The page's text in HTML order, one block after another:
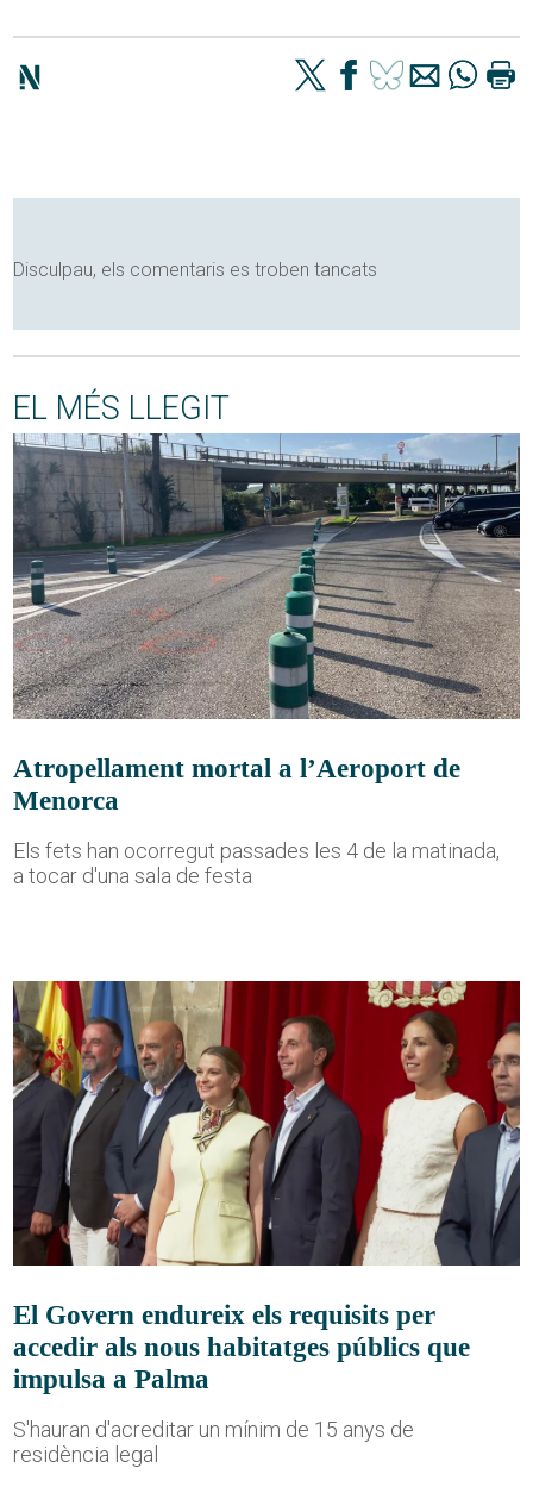
Disculpau, els comentaris es troben tancats
EL MÉS LLEGIT
Atropellament mortal a l’Aeroport de
Menorca
Els fets han ocorregut passades les 4 de la matinada,
a tocar d'una sala de festa
El Govern endureix els requisits per
accedir als nous habitatges públics que
impulsa a Palma
S'hauran d'acreditar un mínim de 15 anys de
residència legal